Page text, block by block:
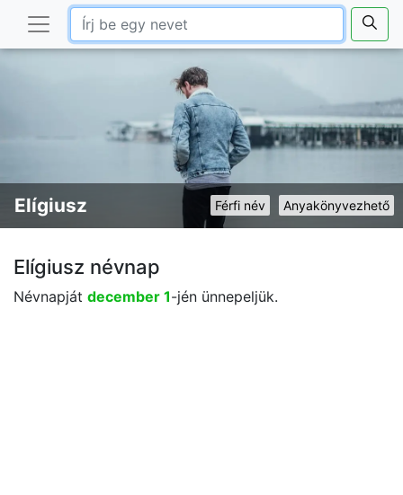
Anyakönyvezhető
Férfi név
Elígiusz
Elígiusz névnap
Névnapját december 1-jén ünnepeljük.